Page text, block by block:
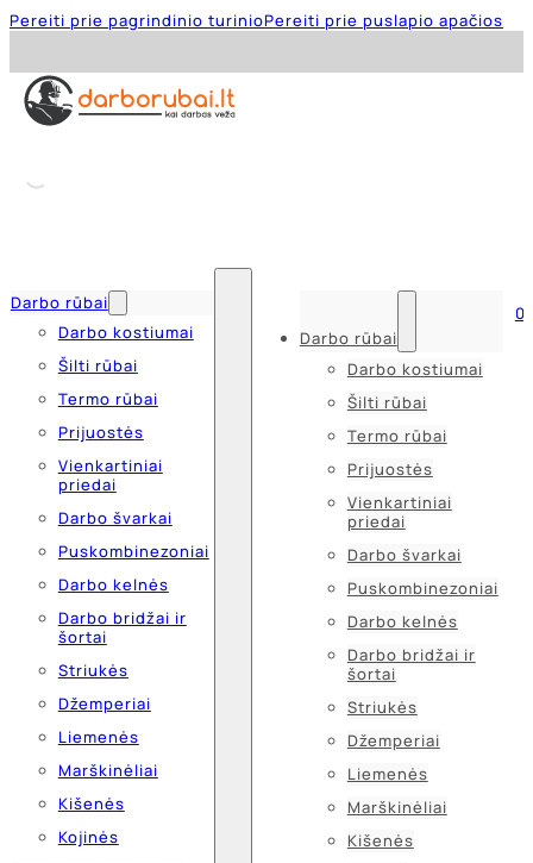
Pereiti prie pagrindinio turinioPereiti prie puslapio apačios
Darbo rūbai
Darbo kostiumai
Šilti rūbai
Termo rūbai
Prijuostės
Vienkartiniai
priedai
Darbo švarkai
Puskombinezoniai
Darbo kelnės
Darbo bridžai ir
šortai
Striukės
Džemperiai
Liemenės
Marškinėliai
Kišenės
Kojinės
Darbo rūbai
Darbo kostiumai
Šilti rūbai
Termo rūbai
Prijuostės
Vienkartiniai
priedai
Darbo švarkai
Puskombinezoniai
Darbo kelnės
Darbo bridžai ir
šortai
Striukės
Džemperiai
Liemenės
Marškinėliai
Kišenės
0